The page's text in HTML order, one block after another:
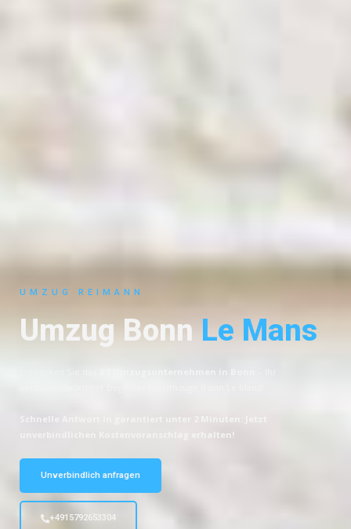
UMZUG REIMANN
Umzug BonnLe Mans
#1 Umzugsunternehmen in Bonn
Schnelle Antwort in garantiert unter 2 Minuten: Jetzt
unverbindlichen Kostenvoranschlag erhalten!
Unverbindlich anfragen
+4915792653304